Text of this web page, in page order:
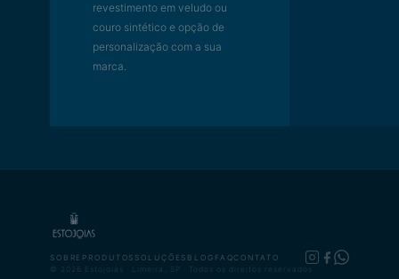
revestimento em veludo ou
couro sintético e opção de
personalização com a sua
marca.
SOBRE PRODUTOS SOLUÇÕES BLOG FAQCONTATO
© 2026 Estojoias · Limeira, SP · Todos os direitos reservados